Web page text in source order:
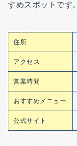
すめスポットです。
住所
アクセス
営業時間
おすすめメニュー
公式サイト